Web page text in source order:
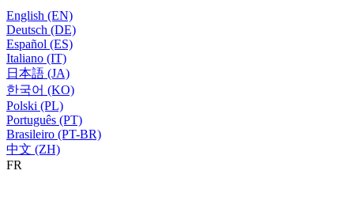
English (EN)
Deutsch (DE)
Español (ES)
Italiano (IT)
日本語 (JA)
한국어 (KO)
Polski (PL)
Português (PT)
Brasileiro (PT-BR)
中文 (ZH)
FR